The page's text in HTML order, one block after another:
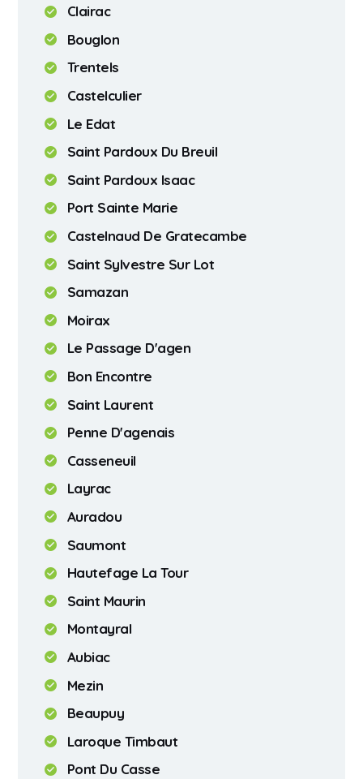
Clairac
Bouglon
Trentels
Castelculier
Le Edat
Saint Pardoux Du Breuil
Saint Pardoux Isaac
Port Sainte Marie
Castelnaud De Gratecambe
Saint Sylvestre Sur Lot
Samazan
Moirax
Le Passage D'agen
Bon Encontre
Saint Laurent
Penne D'agenais
Casseneuil
Layrac
Auradou
Saumont
Hautefage La Tour
Saint Maurin
Montayral
Aubiac
Mezin
Beaupuy
Laroque Timbaut
Pont Du Casse